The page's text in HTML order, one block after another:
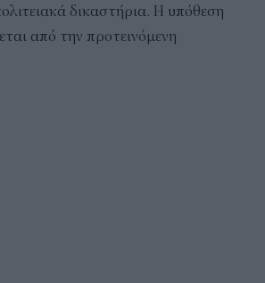
δικαστήρια. Η υπόθεση
από την προτεινόμενη